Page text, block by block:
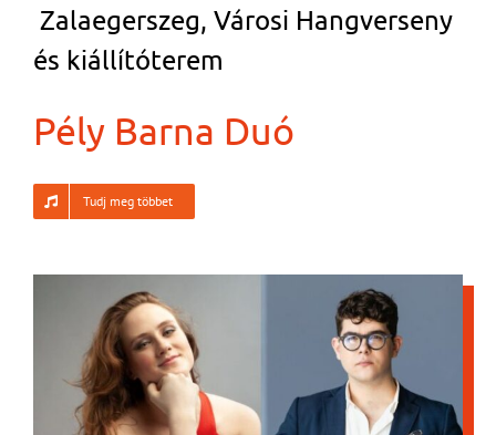
Zalaegerszeg, Városi Hangverseny
és kiállítóterem
Pély Barna Duó
Tudj meg többet